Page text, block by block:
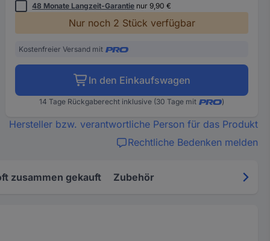
48 Monate Langzeit-Garantie nur 9,90 €
Nur noch 2 Stück verfügbar
Kostenfreier Versand mit
In den Einkaufswagen
14 Tage Rückgaberecht inklusive (30 Tage mit )
Hersteller bzw. verantwortliche Person für das Produkt
Rechtliche Bedenken melden
zusammen gekauft Zubehör